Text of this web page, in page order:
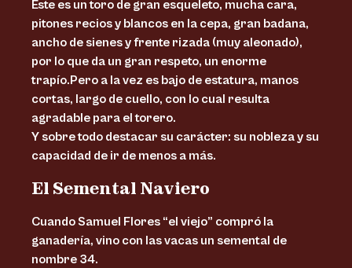
Este es un toro de gran esqueleto, mucha cara,
pitones recios y blancos en la cepa, gran badana,
ancho de sienes y frente rizada (muy aleonado),
por lo que da un gran respeto, un enorme
trapío.Pero a la vez es bajo de estatura, manos
cortas, largo de cuello, con lo cual resulta
agradable para el torero.
Y sobre todo destacar su carácter: su nobleza y su
capacidad de ir de menos a más.
El Semental Naviero
Cuando Samuel Flores “el viejo” compró la
ganadería, vino con las vacas un semental de
nombre 34.